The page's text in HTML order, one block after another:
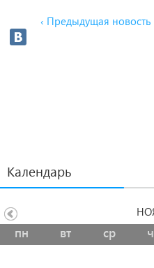
‹ Предыдущая новость
Календарь
пн вт ср